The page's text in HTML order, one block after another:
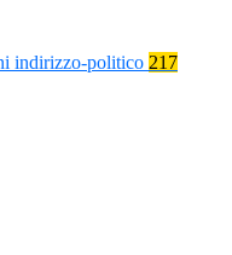
indirizzo-politico 217